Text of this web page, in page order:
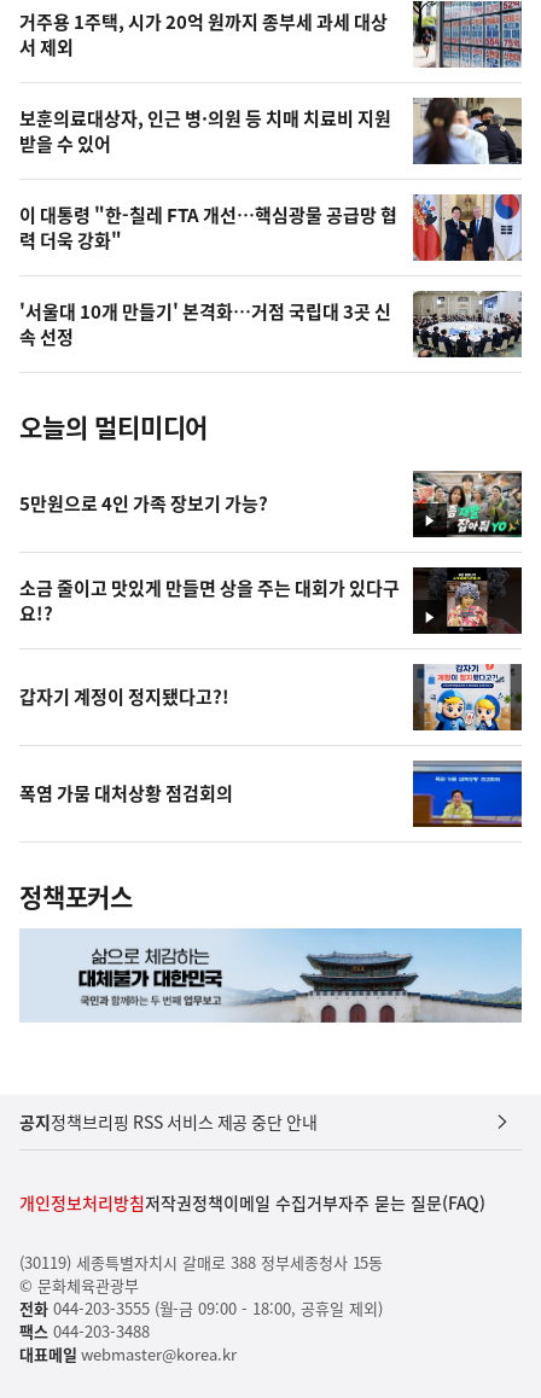
늘
의
영
상
오
늘
의
사
진
거주용 1주택, 시가 20억 원까지 종부세 과세 대상
서 제외
보훈의료대상자, 인근 병·의원 등 치매 치료비 지원
받을 수 있어
이 대통령 "한-칠레 FTA 개선…핵심광물 공급망 협
력 더욱 강화"
'서울대 10개 만들기' 본격화…거점 국립대 3곳 신
속 선정
오늘의 멀티미디어
영
상
5만원으로 4인 가족 장보기 가능?
영
상
소금 줄이고 맛있게 만들면 상을 주는 대회가 있다구
요!?
갑자기 계정이 정지됐다고?!
폭염 가뭄 대처상황 점검회의
정책포커스
공지정책브리핑 RSS 서비스 제공 중단 안내
개인정보처리방침저작권정책이메일 수집거부자주 묻는 질문(FAQ)
(30119) 세종특별자치시 갈매로 388 정부세종청사 15동
© 문화체육관광부
전화044-203-3555 (월-금 09:00 - 18:00, 공휴일 제외)
팩스044-203-3488
대표메일 webmaster@korea.kr